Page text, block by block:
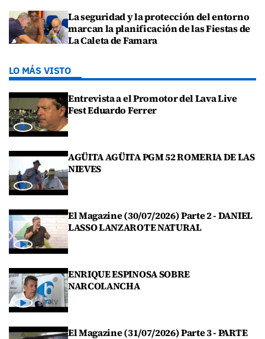
La seguridad y la protección del entorno
marcan la planificación de las Fiestas de
La Caleta de Famara
LO MÁS VISTO
Entrevista a el Promotor del Lava Live
Fest Eduardo Ferrer
AGÜITA AGÜITA PGM 52 ROMERIA DE LAS
NIEVES
El Magazine (30/07/2026) Parte 2 - DANIEL
LASSO LANZAROTE NATURAL
ENRIQUE ESPINOSA SOBRE
NARCOLANCHA
El Magazine (31/07/2026) Parte 3 - PARTE